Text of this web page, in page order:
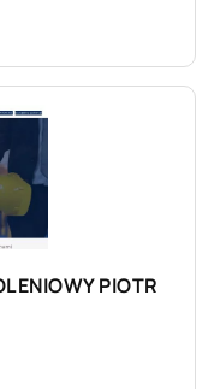
PIOTR